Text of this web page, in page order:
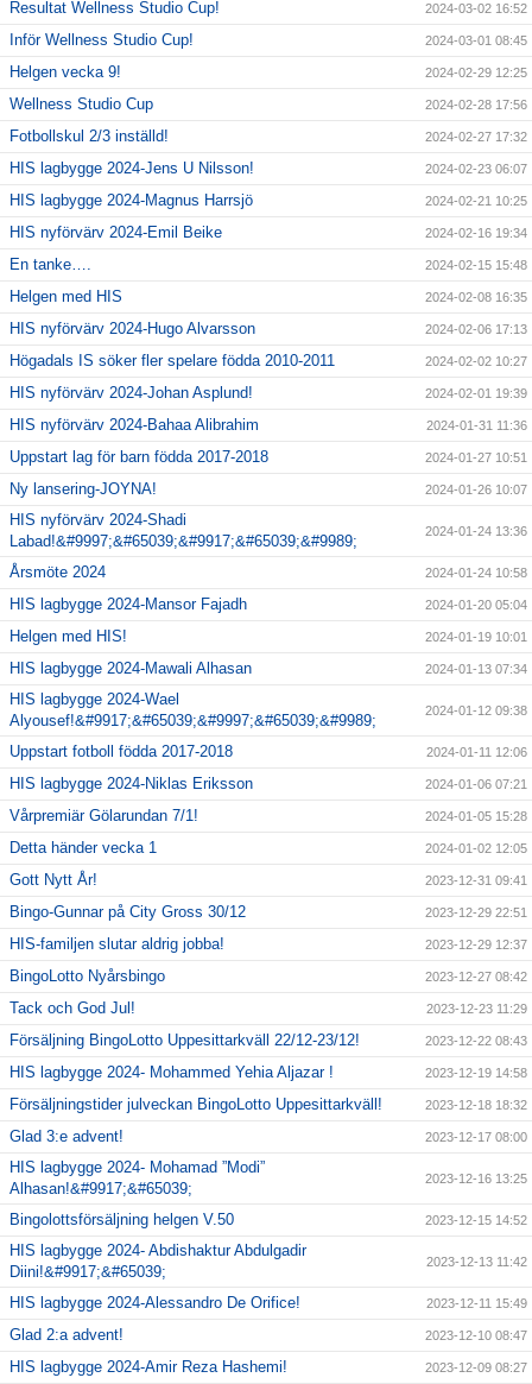
Resultat Wellness Studio Cup! 2024-03-02 16:52
Inför Wellness Studio Cup! 2024-03-01 08:45
Helgen vecka 9! 2024-02-29 12:25
Wellness Studio Cup 2024-02-28 17:56
Fotbollskul 2/3 inställd! 2024-02-27 17:32
HIS lagbygge 2024-Jens U Nilsson! 2024-02-23 06:07
HIS lagbygge 2024-Magnus Harrsjö 2024-02-21 10:25
HIS nyförvärv 2024-Emil Beike 2024-02-16 19:34
En tanke…. 2024-02-15 15:48
Helgen med HIS 2024-02-08 16:35
HIS nyförvärv 2024-Hugo Alvarsson 2024-02-06 17:13
Högadals IS söker fler spelare födda 2010-2011 2024-02-02 10:27
HIS nyförvärv 2024-Johan Asplund! 2024-02-01 19:39
HIS nyförvärv 2024-Bahaa Alibrahim 2024-01-31 11:36
Uppstart lag för barn födda 2017-2018 2024-01-27 10:51
Ny lansering-JOYNA! 2024-01-26 10:07
HIS nyförvärv 2024-Shadi
Labad!&#9997;&#65039;&#9917;&#65039;&#9989;
2024-01-24 13:36
Årsmöte 2024 2024-01-24 10:58
HIS lagbygge 2024-Mansor Fajadh 2024-01-20 05:04
Helgen med HIS! 2024-01-19 10:01
HIS lagbygge 2024-Mawali Alhasan 2024-01-13 07:34
HIS lagbygge 2024-Wael
Alyousef!&#9917;&#65039;&#9997;&#65039;&#9989;
2024-01-12 09:38
Uppstart fotboll födda 2017-2018 2024-01-11 12:06
HIS lagbygge 2024-Niklas Eriksson 2024-01-06 07:21
Vårpremiär Gölarundan 7/1! 2024-01-05 15:28
Detta händer vecka 1 2024-01-02 12:05
Gott Nytt År! 2023-12-31 09:41
Bingo-Gunnar på City Gross 30/12 2023-12-29 22:51
HIS-familjen slutar aldrig jobba! 2023-12-29 12:37
BingoLotto Nyårsbingo 2023-12-27 08:42
Tack och God Jul! 2023-12-23 11:29
Försäljning BingoLotto Uppesittarkväll 22/12-23/12! 2023-12-22 08:43
HIS lagbygge 2024- Mohammed Yehia Aljazar ! 2023-12-19 14:58
Försäljningstider julveckan BingoLotto Uppesittarkväll! 2023-12-18 18:32
Glad 3:e advent! 2023-12-17 08:00
HIS lagbygge 2024- Mohamad ”Modi”
Alhasan!&#9917;&#65039;
2023-12-16 13:25
Bingolottsförsäljning helgen V.50 2023-12-15 14:52
HIS lagbygge 2024- Abdishaktur Abdulgadir
Diini!&#9917;&#65039;
2023-12-13 11:42
HIS lagbygge 2024-Alessandro De Orifice! 2023-12-11 15:49
Glad 2:a advent! 2023-12-10 08:47
HIS lagbygge 2024-Amir Reza Hashemi! 2023-12-09 08:27